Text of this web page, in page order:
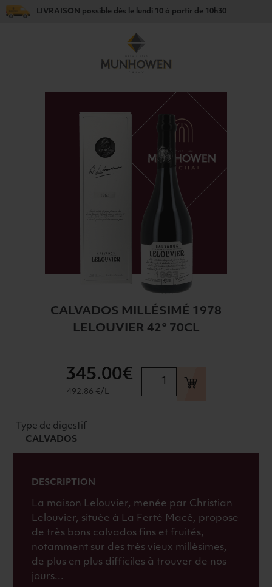
LIVRAISON possible dès le lundi 10 à partir de 10h30
CALVADOS MILLÉSIMÉ 1978
LELOUVIER 42° 70CL
-
345.00€
492.86 €/L
Type de digestif
CALVADOS
DESCRIPTION
La maison Lelouvier, menée par Christian
Lelouvier, située à La Ferté Macé, propose
de très bons calvados fins et fruités,
notamment sur des très vieux millésimes,
de plus en plus difficiles à trouver de nos
jours...